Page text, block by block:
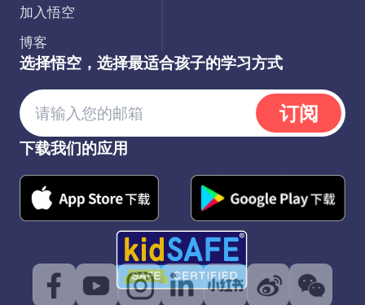
加入悟空
博客
选择悟空，选择最适合孩子的学习方式
订阅
下载我们的应用